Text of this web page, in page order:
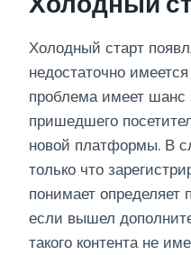
Холодный старт
недостаточно
проблема имеет шанс
пришедшего
новой платформы. В
только что
понимает определяет
если вышел
такого контента не